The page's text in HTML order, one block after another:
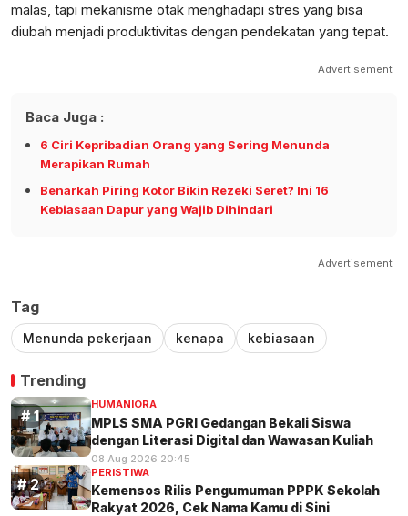
malas, tapi mekanisme otak menghadapi stres yang bisa
diubah menjadi produktivitas dengan pendekatan yang tepat.
Advertisement
Baca Juga :
6 Ciri Kepribadian Orang yang Sering Menunda
Merapikan Rumah
Benarkah Piring Kotor Bikin Rezeki Seret? Ini 16
Kebiasaan Dapur yang Wajib Dihindari
Advertisement
Tag
Menunda pekerjaan kenapa kebiasaan
Trending
HUMANIORA
MPLS SMA PGRI Gedangan Bekali Siswa
dengan Literasi Digital dan Wawasan Kuliah
08 Aug 2026 20:45
PERISTIWA
Kemensos Rilis Pengumuman PPPK Sekolah
Rakyat 2026, Cek Nama Kamu di Sini